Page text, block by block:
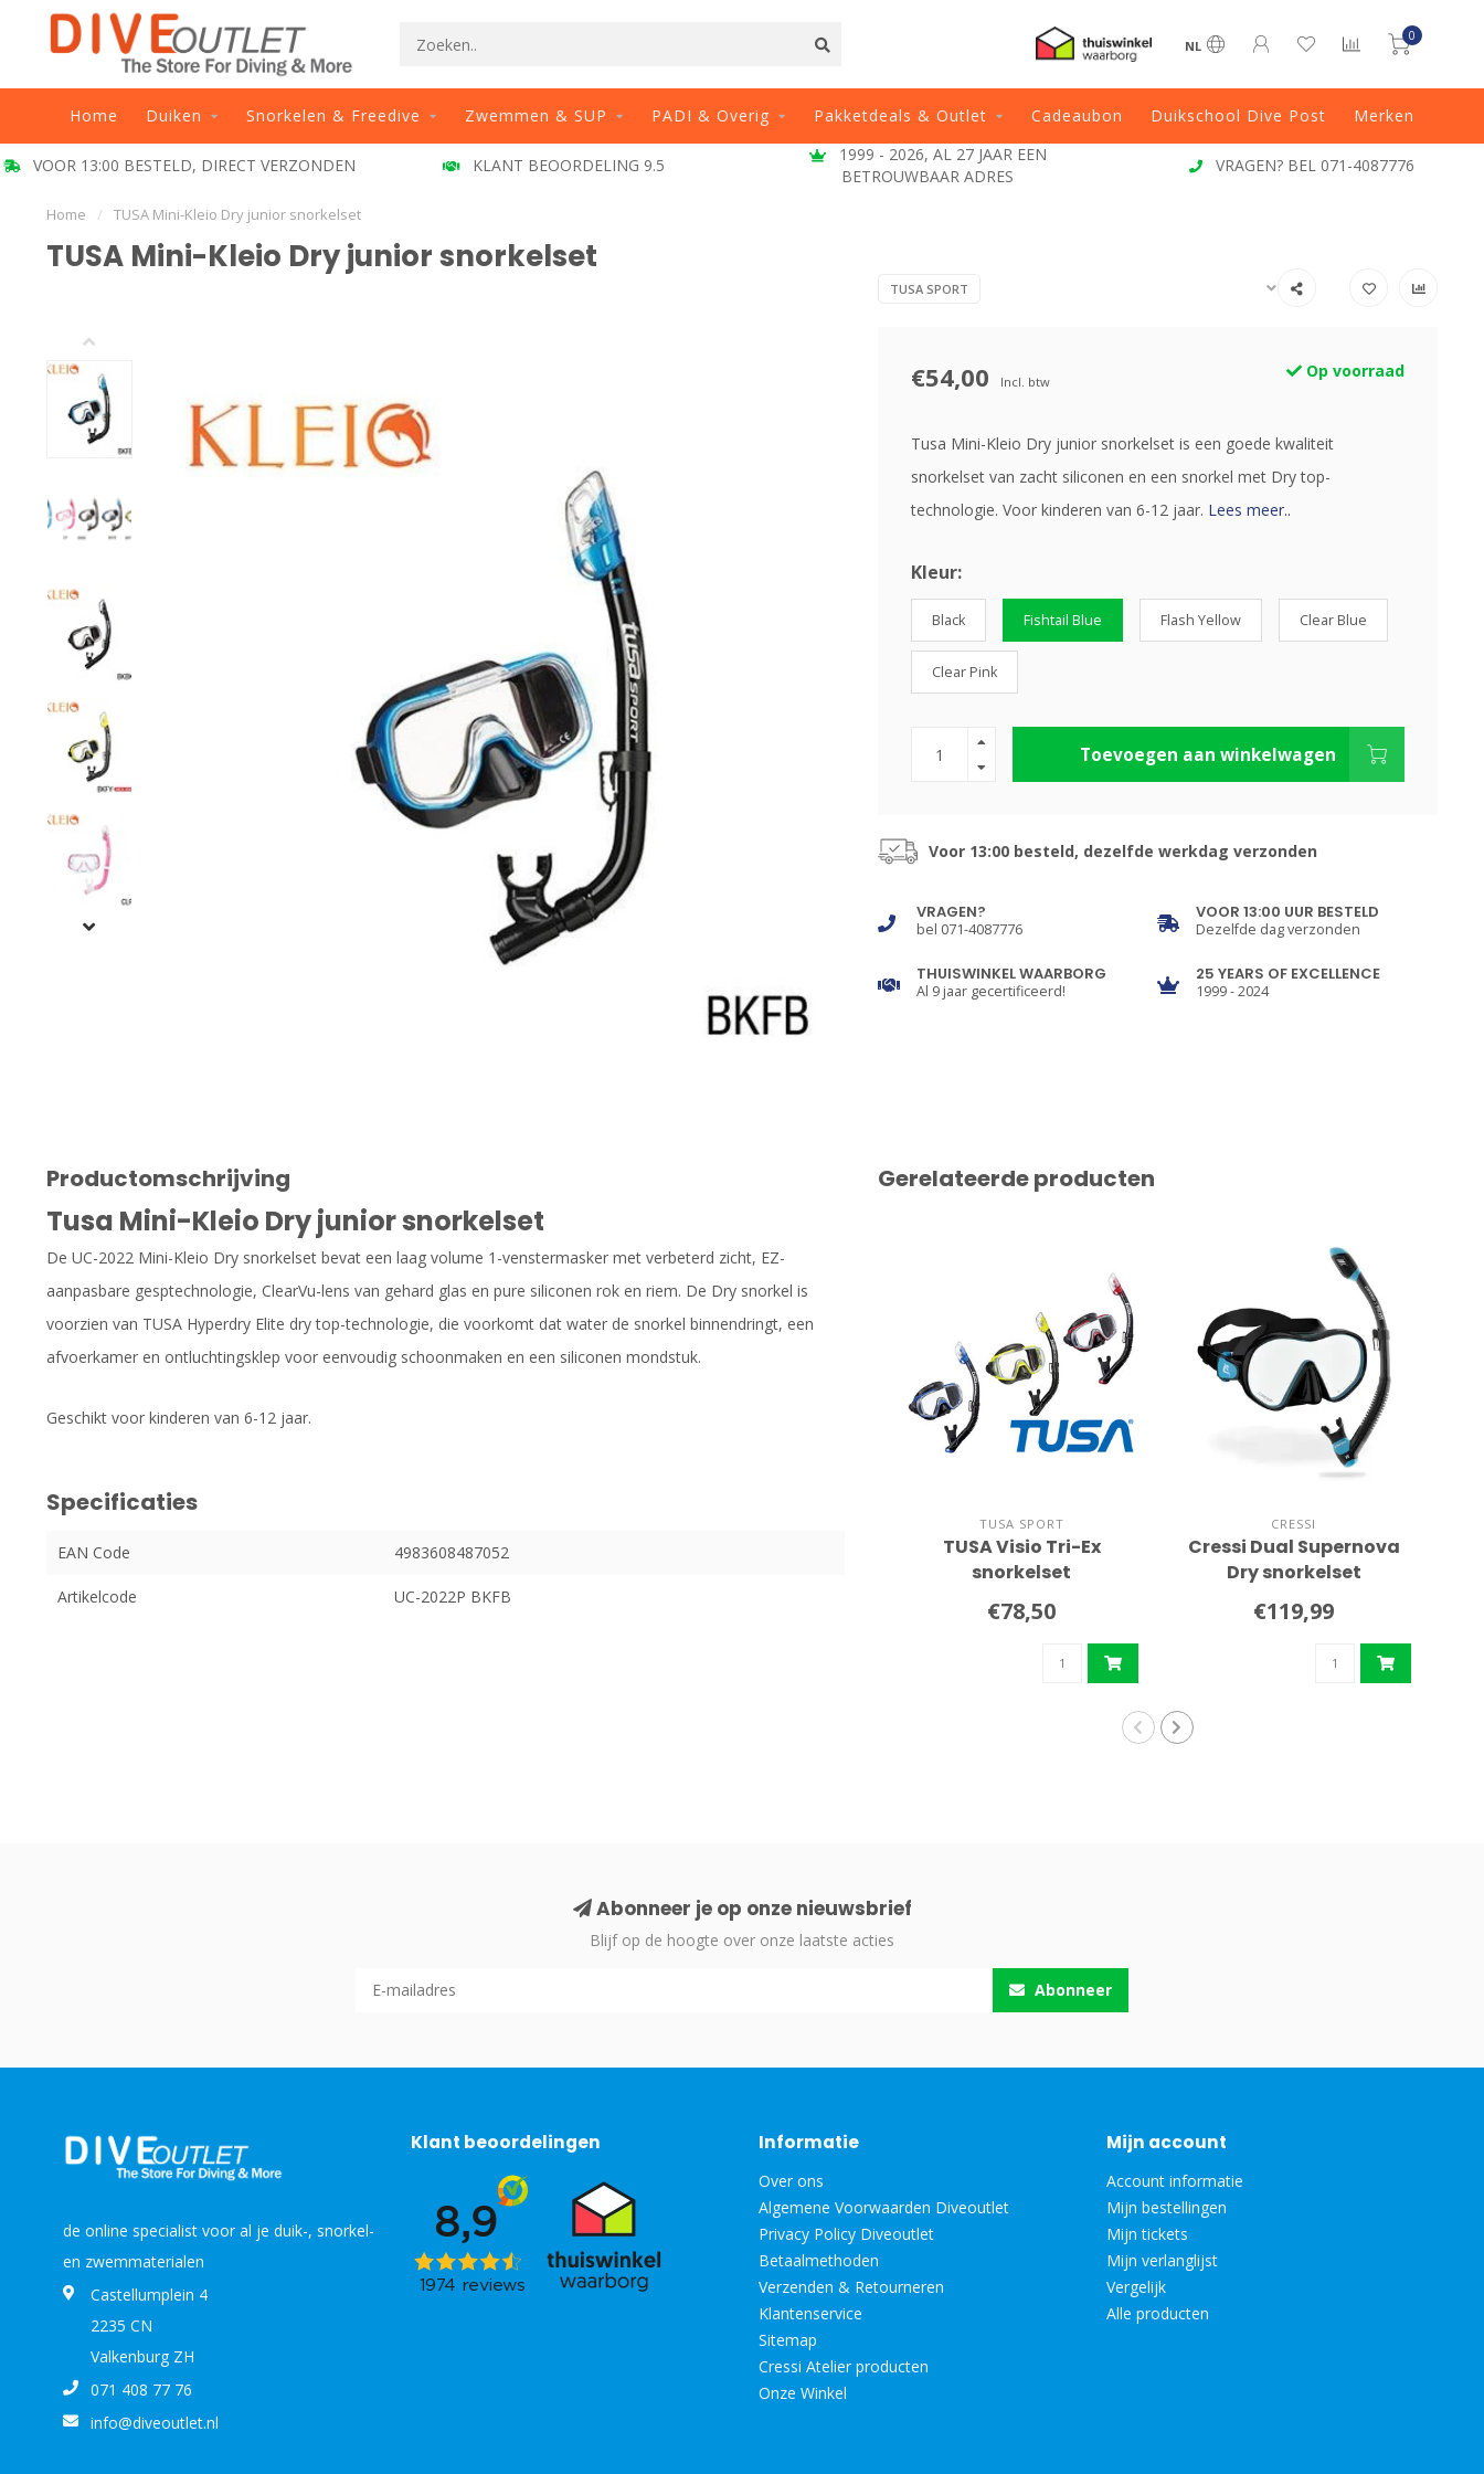
NL
0
Home Duiken Snorkelen & Freedive Zwemmen & SUP PADI & Overig Pakketdeals & Outlet Cadeaubon Duikschool Dive Post Merken
VOOR 13:00 BESTELD, DIRECT VERZONDEN KLANT BEOORDELING 9.5
1999 - 2026, AL 27 JAAR EEN
BETROUWBAAR ADRES
VRAGEN? BEL 071-4087776
Home / TUSA Mini-Kleio Dry junior snorkelset
TUSA Mini-Kleio Dry junior snorkelset
TUSA SPORT
€54,00 Incl. btw
Op voorraad
Tusa Mini-Kleio Dry junior snorkelset is een goede kwaliteit
snorkelset van zacht siliconen en een snorkel met Dry top-
technologie. Voor kinderen van 6-12 jaar. Lees meer..
Kleur:
Black Fishtail Blue Flash Yellow Clear Blue
Clear Pink
Toevoegen aan winkelwagen
Voor 13:00 besteld, dezelfde werkdag verzonden
VRAGEN?
bel 071-4087776
VOOR 13:00 UUR BESTELD
Dezelfde dag verzonden
THUISWINKEL WAARBORG
Al 9 jaar gecertificeerd!
25 YEARS OF EXCELLENCE
1999 - 2024
Productomschrijving
Tusa Mini-Kleio Dry junior snorkelset
De UC-2022 Mini-Kleio Dry snorkelset bevat een laag volume 1-venstermasker met verbeterd zicht, EZ-
aanpasbare gesptechnologie, ClearVu-lens van gehard glas en pure siliconen rok en riem. De Dry snorkel is
voorzien van TUSA Hyperdry Elite dry top-technologie, die voorkomt dat water de snorkel binnendringt, een
afvoerkamer en ontluchtingsklep voor eenvoudig schoonmaken en een siliconen mondstuk.
Geschikt voor kinderen van 6-12 jaar.
Specificaties
EAN Code 4983608487052
Artikelcode UC-2022P BKFB
Gerelateerde producten
TUSA SPORT
TUSA Visio Tri-Ex
snorkelset
€78,50
CRESSI
Cressi Dual Supernova
Dry snorkelset
€119,99
Abonneer je op onze nieuwsbrief
Blijf op de hoogte over onze laatste acties
Abonneer
de online specialist voor al je duik-, snorkel-
en zwemmaterialen
Castellumplein 4
2235 CN
Valkenburg ZH
071 408 77 76
info@diveoutlet.nl
Klant beoordelingen Informatie
Over ons
Algemene Voorwaarden Diveoutlet
Privacy Policy Diveoutlet
Betaalmethoden
Verzenden & Retourneren
Klantenservice
Sitemap
Cressi Atelier producten
Onze Winkel
Mijn account
Account informatie
Mijn bestellingen
Mijn tickets
Mijn verlanglijst
Vergelijk
Alle producten